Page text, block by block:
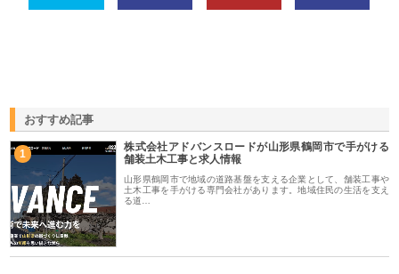
おすすめ記事
1
株式会社アドバンスロードが山形県鶴岡市で手がける
舗装土木工事と求人情報
山形県鶴岡市で地域の道路基盤を支える企業として、舗装工事や
土木工事を手がける専門会社があります。地域住民の生活を支え
る道…